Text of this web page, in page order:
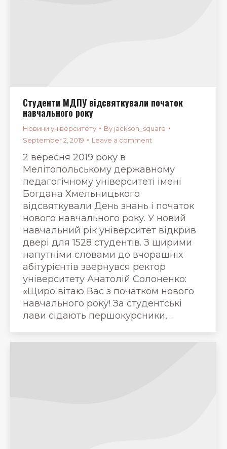
Студенти МДПУ відсвяткували початок
навчального року
Новини університету By jackson_square
September 2, 2019
Leave a comment
2 вересня 2019 року в
Мелітопольському державному
педагогічному університеті імені
Богдана Хмельницького
відсвяткували День знань і початок
нового навчального року. У новий
навчальний рік університет відкрив
двері для 1528 студентів. З щирими
напутніми словами до вчорашніх
абітурієнтів звернувся ректор
університету Анатолій Солоненко:
«Щиро вітаю Вас з початком нового
навчального року! За студентські
лави сідають першокурсники,…